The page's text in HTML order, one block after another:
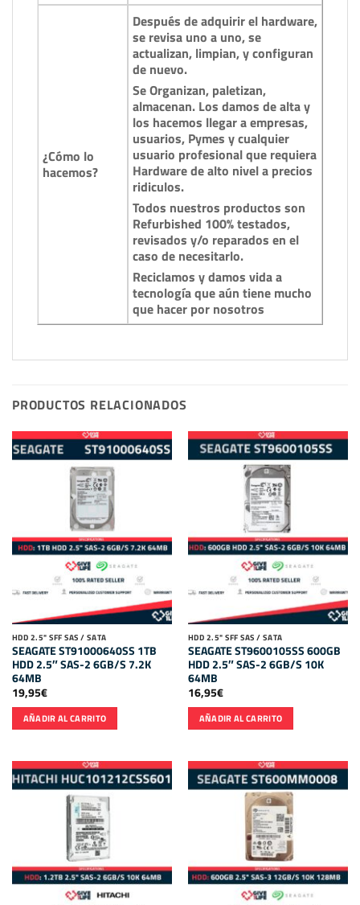
¿Cómo lo
hacemos?
Después de adquirir el hardware,
se revisa uno a uno, se
actualizan, limpian, y configuran
de nuevo.
Se Organizan, paletizan,
almacenan. Los damos de alta y
los hacemos llegar a empresas,
usuarios, Pymes y cualquier
usuario profesional que requiera
Hardware de alto nivel a precios
ridiculos.
Todos nuestros productos son
Refurbished 100% testados,
revisados y/o reparados en el
caso de necesitarlo.
Reciclamos y damos vida a
tecnología que aún tiene mucho
que hacer por nosotros
PRODUCTOS RELACIONADOS
HDD 2.5" SFF SAS / SATA
SEAGATE ST91000640SS 1TB
HDD 2.5″ SAS-2 6GB/S 7.2K
64MB
19,95€
AÑADIR AL CARRITO
HDD 2.5" SFF SAS / SATA
SEAGATE ST9600105SS 600GB
HDD 2.5″ SAS-2 6GB/S 10K
64MB
16,95€
AÑADIR AL CARRITO